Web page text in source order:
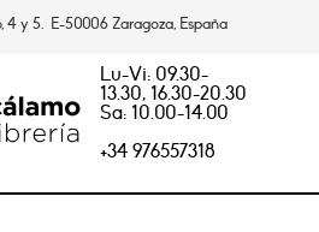
4 y 5. E-50006 Zaragoza, España
Lu-Vi: 09.30-
13.30, 16.30-20.30
Sa: 10.00-14.00
+34 976557318